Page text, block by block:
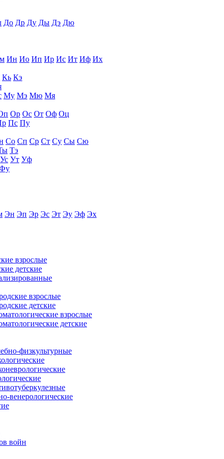
До Др Ду Ды Дэ Дю
Ин Ио Ип Ир Ис Ит Иф Их
Кь Кэ
Му Мэ Мю Мя
Ор Ос От Оф Оц
Пс Пу
Со Сп Ср Ст Су Сы Сю
Тэ
Ус Ут Уф
Эн Эп Эр Эс Эт Эу Эф Эх
взрослые
детские
взрослые
детские
взрослые
детские
физкультурные
венерологические
войн